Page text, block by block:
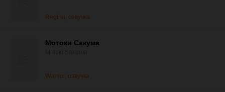
Regina, озвучка
Мотоки Сакума
Warrior, озвучка